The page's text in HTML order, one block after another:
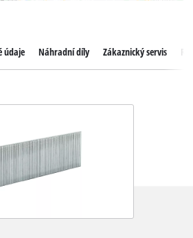
údaje Náhradní díly Zákaznický servis